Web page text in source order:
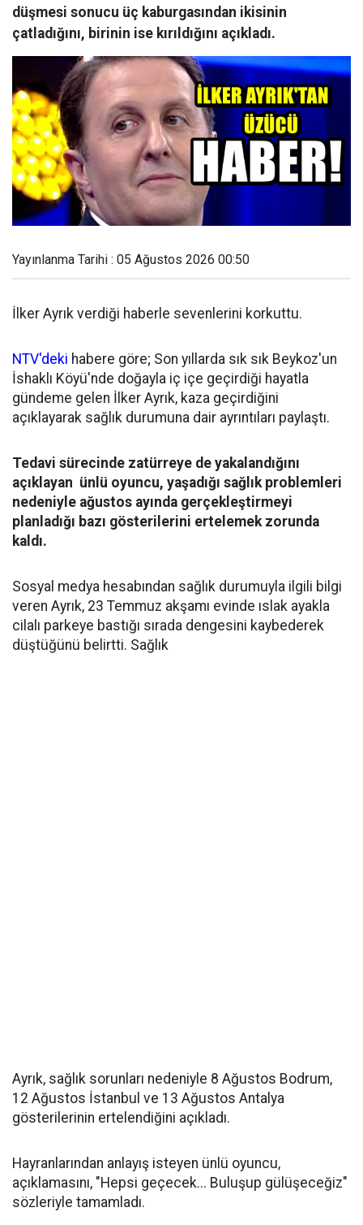
düşmesi sonucu üç kaburgasından ikisinin
çatladığını, birinin ise kırıldığını açıkladı.
Yayınlanma Tarihi : 05 Ağustos 2026 00:50
İlker Ayrık verdiği haberle sevenlerini korkuttu.
NTV'deki habere göre; Son yıllarda sık sık Beykoz'un
İshaklı Köyü'nde doğayla iç içe geçirdiği hayatla
gündeme gelen İlker Ayrık, kaza geçirdiğini
açıklayarak sağlık durumuna dair ayrıntıları paylaştı.
Tedavi sürecinde zatürreye de yakalandığını
açıklayan ünlü oyuncu, yaşadığı sağlık problemleri
nedeniyle ağustos ayında gerçekleştirmeyi
planladığı bazı gösterilerini ertelemek zorunda
kaldı.
Sosyal medya hesabından sağlık durumuyla ilgili bilgi
veren Ayrık, 23 Temmuz akşamı evinde ıslak ayakla
cilalı parkeye bastığı sırada dengesini kaybederek
düştüğünü belirtti. Sağlık
Ayrık, sağlık sorunları nedeniyle 8 Ağustos Bodrum,
12 Ağustos İstanbul ve 13 Ağustos Antalya
gösterilerinin ertelendiğini açıkladı.
Hayranlarından anlayış isteyen ünlü oyuncu,
açıklamasını, "Hepsi geçecek... Buluşup gülüşeceğiz"
sözleriyle tamamladı.